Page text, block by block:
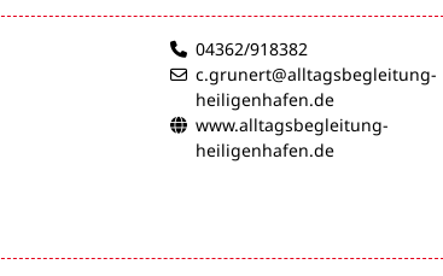
04362/918382
c.grunert@alltagsbegleitung-
heiligenhafen.de
www.alltagsbegleitung-
heiligenhafen.de